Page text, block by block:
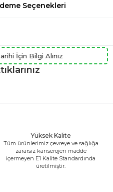
Seçenekleri
İçin Bilgi Alınız
Yüksek Kalite
Tüm ürünlerimiz çevreye ve sağlığa
zararsız kanserojen madde
içermeyen E1 Kalite Standardında
üretilmiştir.